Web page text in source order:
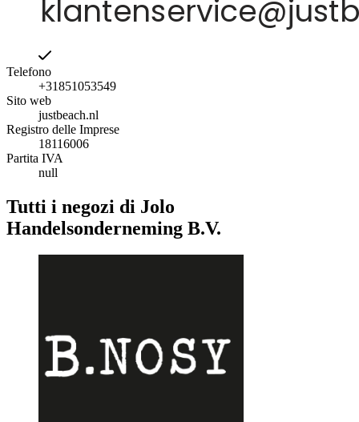
Telefono
+31851053549
Sito web
justbeach.nl
Registro delle Imprese
18116006
Partita IVA
null
Tutti i negozi di Jolo
Handelsonderneming B.V.